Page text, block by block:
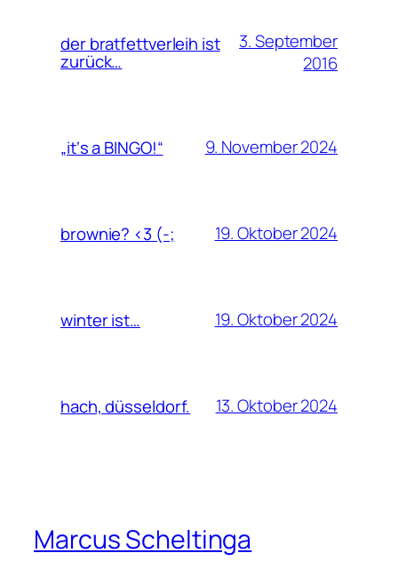
der bratfettverleih ist
zurück…
3. September
2016
„it‘s a BINGO!“ 9. November 2024
brownie? <3 (-; 19. Oktober 2024
winter ist… 19. Oktober 2024
hach, düsseldorf. 13. Oktober 2024
Marcus Scheltinga